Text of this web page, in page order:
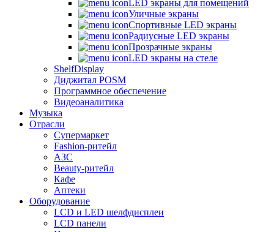
LED экраны для помещений
Уличные экраны
Спортивные LED экраны
Радиусные LED экраны
Прозрачные экраны
LED экраны на стеле
ShelfDisplay
Диджитал POSM
Программное обеспечение
Видеоаналитика
Музыка
Отрасли
Супермаркет
Fashion-ритейл
АЗС
Beauty-ритейл
Кафе
Аптеки
Оборудование
LCD и LED шелфдисплеи
LCD панели